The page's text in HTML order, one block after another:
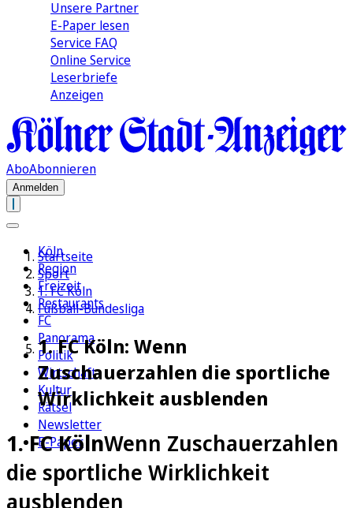
Unsere Partner
E-Paper lesen
Service FAQ
Online Service
Leserbriefe
Anzeigen
AboAbonnieren
Anmelden
Köln
Region
Freizeit
Restaurants
FC
Panorama
Politik
Wirtschaft
Kultur
Rätsel
Newsletter
E-Paper
Startseite
Sport
1. FC Köln
Fußball-Bundesliga
1. FC Köln: Wenn
Zuschauerzahlen die sportliche
Wirklichkeit ausblenden
1. FC KölnWenn Zuschauerzahlen
die sportliche Wirklichkeit
ausblenden